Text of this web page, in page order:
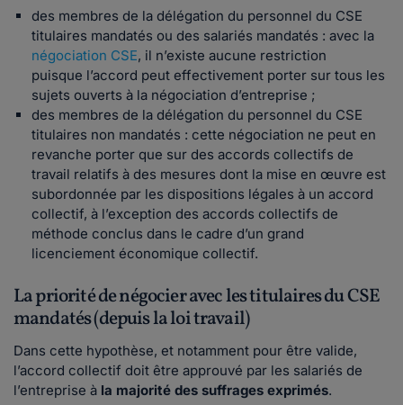
des membres de la délégation du personnel du CSE
titulaires mandatés ou des salariés mandatés : avec la
négociation CSE, il n’existe aucune restriction
puisque l’accord peut effectivement porter sur tous les
sujets ouverts à la négociation d’entreprise ;
des membres de la délégation du personnel du CSE
titulaires non mandatés : cette négociation ne peut en
revanche porter que sur des accords collectifs de
travail relatifs à des mesures dont la mise en œuvre est
subordonnée par les dispositions légales à un accord
collectif, à l’exception des accords collectifs de
méthode conclus dans le cadre d’un grand
licenciement économique collectif.
La priorité de négocier avec les titulaires du CSE
mandatés (depuis la loi travail)
Dans cette hypothèse, et notamment pour être valide,
l’accord collectif doit être approuvé par les salariés de
l’entreprise à la majorité des suffrages exprimés.